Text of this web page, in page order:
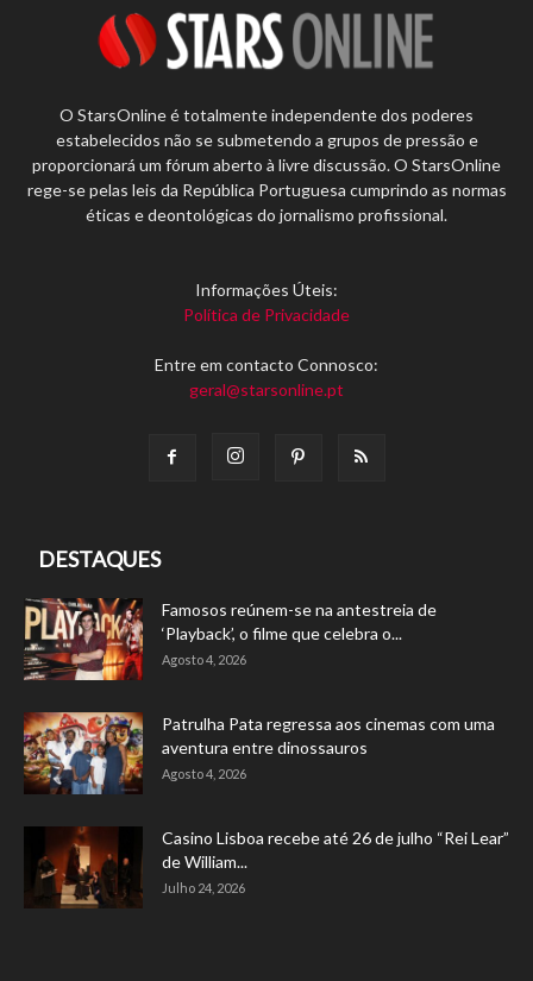
O StarsOnline é totalmente independente dos poderes
estabelecidos não se submetendo a grupos de pressão e
proporcionará um fórum aberto à livre discussão. O StarsOnline
rege-se pelas leis da República Portuguesa cumprindo as normas
éticas e deontológicas do jornalismo profissional.
Informações Úteis:
Política de Privacidade
Entre em contacto Connosco:
geral@starsonline.pt
DESTAQUES
Famosos reúnem-se na antestreia de
‘Playback’, o filme que celebra o...
Agosto 4, 2026
Patrulha Pata regressa aos cinemas com uma
aventura entre dinossauros
Agosto 4, 2026
Casino Lisboa recebe até 26 de julho “Rei Lear”
de William...
Julho 24, 2026